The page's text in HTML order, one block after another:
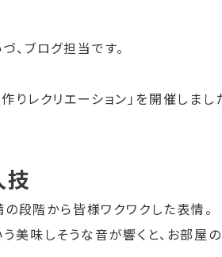
、ブログ担当です。
りレクリエーション」を開催しまし
技
の段階から皆様ワクワクした表情。
美味しそうな音が響くと、お部屋